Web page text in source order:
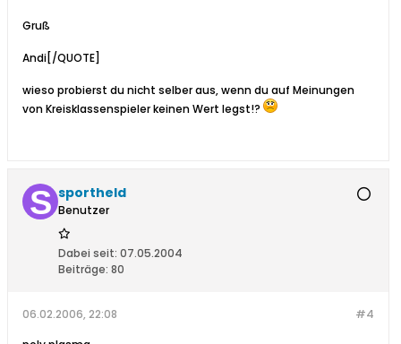
Gruß
Andi[/QUOTE]
wieso probierst du nicht selber aus, wenn du auf Meinungen
von Kreisklassenspieler keinen Wert legst!?
sportheld
Benutzer
Dabei seit: 07.05.2004
Beiträge: 80
#4
06.02.2006, 22:08